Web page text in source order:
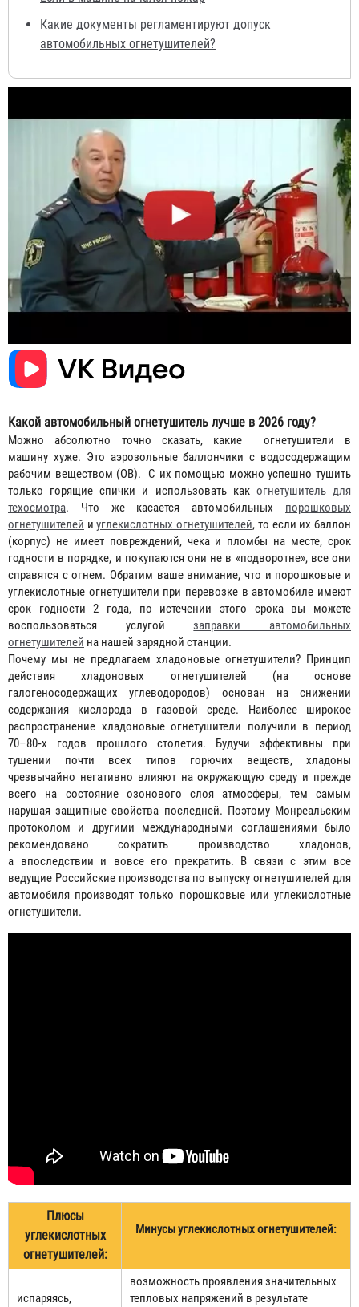
Какие документы регламентируют допуск
автомобильных огнетушителей?
Какой автомобильный огнетушитель лучше в 2026 году?
Можно абсолютно точно сказать, какие огнетушители в
машину хуже. Это аэрозольные баллончики с водосодержащим
рабочим веществом (ОВ). С их помощью можно успешно тушить
только горящие спички и использовать как огнетушитель для
техосмотра. Что же касается автомобильных порошковых
огнетушителей иуглекислотных огнетушителей, то если их баллон
(корпус) не имеет повреждений, чека и пломбы на месте, срок
годности в порядке, и покупаются они не в «подворотне», все они
справятся с огнем. Обратим ваше внимание, что и порошковые и
углекислотные огнетушители при перевозке в автомобиле имеют
срок годности 2 года, по истечении этого срока вы можете
воспользоваться услугой заправки автомобильных
огнетушителей на нашей зарядной станции.
Почему мы не предлагаем хладоновые огнетушители? Принцип
действия хладоновых огнетушителей (на основе
галогеносодержащих углеводородов) основан на снижении
содержания кислорода в газовой среде. Наиболее широкое
распространение хладоновые огнетушители получили в период
70–80‑х годов прошлого столетия. Будучи эффективны при
тушении почти всех типов горючих веществ, хладоны
чрезвычайно негативно влияют на окружающую среду и прежде
всего на состояние озонового слоя атмосферы, тем самым
нарушая защитные свойства последней. Поэтому Монреальским
протоколом и другими международными соглашениями было
рекомендовано сократить производство хладонов,
а впоследствии и вовсе его прекратить. В связи с этим все
ведущие Российские производства по выпуску огнетушителей для
автомобиля производят только порошковые или углекислотные
огнетушители.
Плюсы
углекислотных
огнетушителей:
Минусы углекислотных огнетушителей:
испаряясь,
возможность проявления значительных
тепловых напряжений в результате